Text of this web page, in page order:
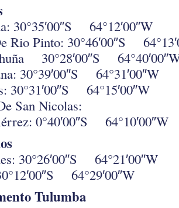
30°35′00″S 64°12′00″W
Rio Pinto: 30°46′00″S
30°28′00″S
30°39′00″S 64°31′00″W
30°31′00″S 64°15′00″W
San Nicolas:
0°40′00″S 64°10′00″W
30°26′00″S 64°21′00″W
64°29′00″W
Tulumba